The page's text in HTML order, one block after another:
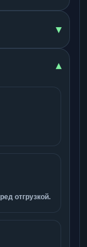
▾
▾
отгрузкой.